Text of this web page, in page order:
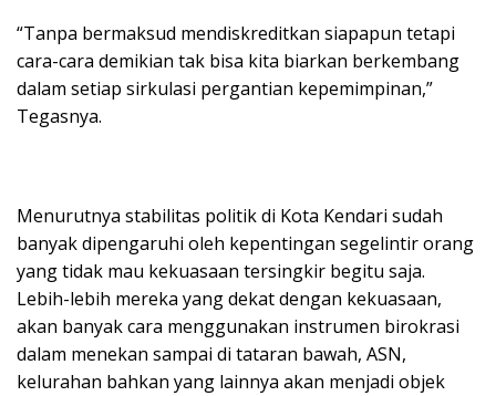
“Tanpa bermaksud mendiskreditkan siapapun tetapi
cara-cara demikian tak bisa kita biarkan berkembang
dalam setiap sirkulasi pergantian kepemimpinan,”
Tegasnya.
Menurutnya stabilitas politik di Kota Kendari sudah
banyak dipengaruhi oleh kepentingan segelintir orang
yang tidak mau kekuasaan tersingkir begitu saja.
Lebih-lebih mereka yang dekat dengan kekuasaan,
akan banyak cara menggunakan instrumen birokrasi
dalam menekan sampai di tataran bawah, ASN,
kelurahan bahkan yang lainnya akan menjadi objek